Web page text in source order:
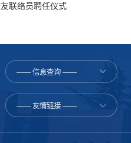
联络员聘任仪式